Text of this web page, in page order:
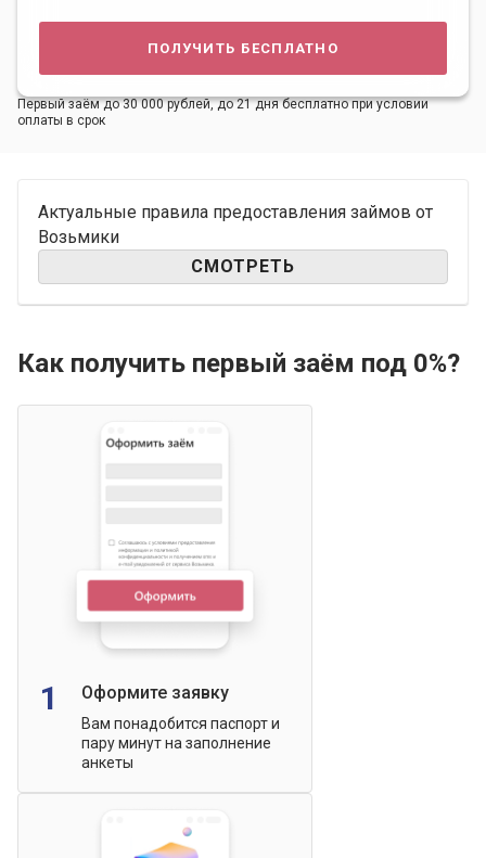
получить бесплатно
Первый заём до 30 000 рублей, до 21 дня бесплатно при условии
оплаты в срок
Актуальные правила предоставления займов от
Возьмики
СМОТРЕТЬ
Как получить первый заём под 0%?
1 Оформите заявку
Вам понадобится паспорт и
пару минут на заполнение
анкеты